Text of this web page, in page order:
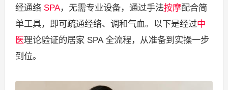
经通络 SPA，无需专业设备，通过手法按摩配合简
单工具，即可疏通经络、调和气血。以下是经过中
医理论验证的居家 SPA 全流程，从准备到实操一步
到位。